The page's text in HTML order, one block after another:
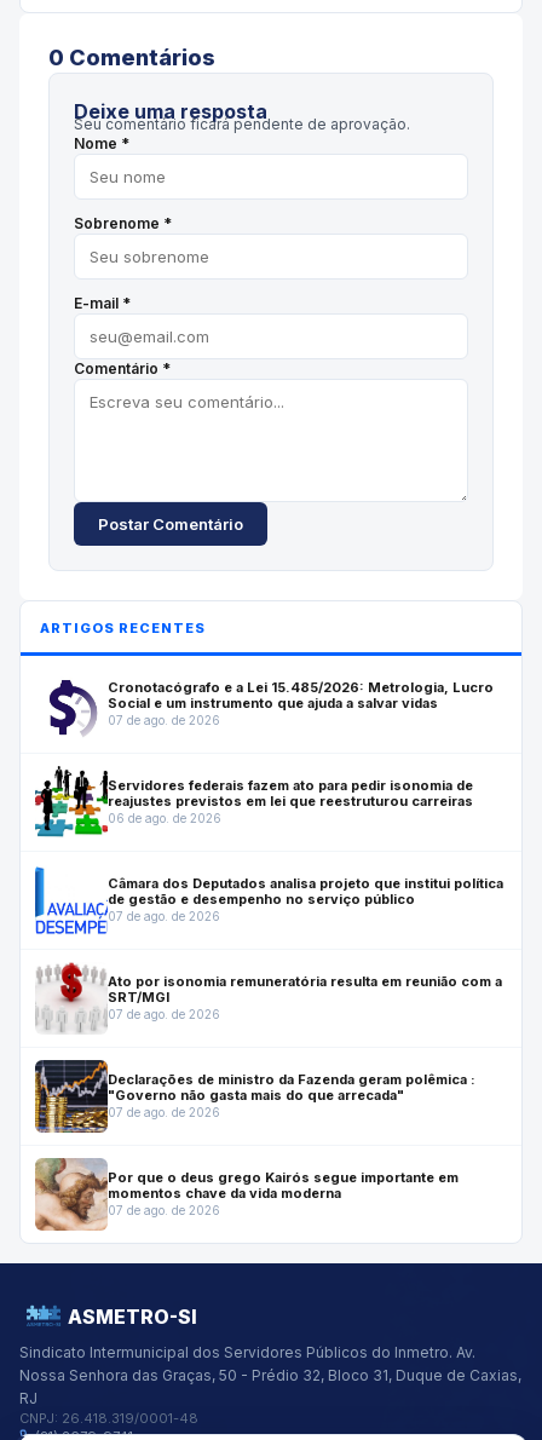
0 Comentários
Deixe uma resposta
Seu comentário ficará pendente de aprovação.
Nome *
Sobrenome *
E-mail *
Comentário *
Postar Comentário
ARTIGOS RECENTES
Cronotacógrafo e a Lei 15.485/2026: Metrologia, Lucro
Social e um instrumento que ajuda a salvar vidas
07 de ago. de 2026
Servidores federais fazem ato para pedir isonomia de
reajustes previstos em lei que reestruturou carreiras
06 de ago. de 2026
Câmara dos Deputados analisa projeto que institui política
de gestão e desempenho no serviço público
07 de ago. de 2026
Ato por isonomia remuneratória resulta em reunião com a
SRT/MGI
07 de ago. de 2026
Declarações de ministro da Fazenda geram polêmica :
"Governo não gasta mais do que arrecada"
07 de ago. de 2026
Por que o deus grego Kairós segue importante em
momentos chave da vida moderna
07 de ago. de 2026
ASMETRO-SI
Sindicato Intermunicipal dos Servidores Públicos do Inmetro. Av.
Nossa Senhora das Graças, 50 - Prédio 32, Bloco 31, Duque de Caxias,
RJ
CNPJ: 26.418.319/0001-48